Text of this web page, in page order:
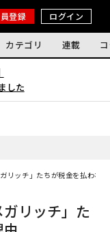
登録 ログイン
カテゴリ 連載
した
リッチ」たちが税金を払わな
リッチ」た